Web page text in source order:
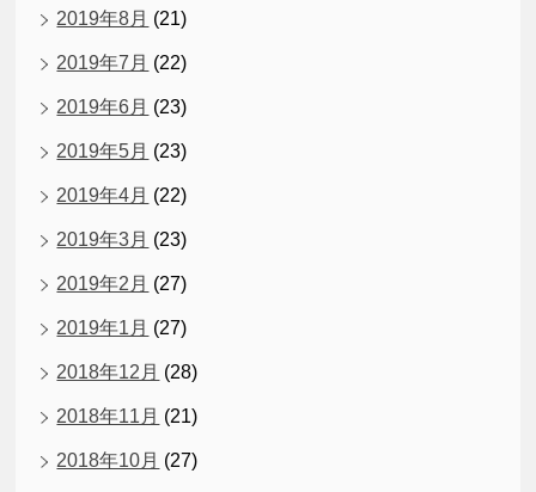
2019年8月 (21)
2019年7月 (22)
2019年6月 (23)
2019年5月 (23)
2019年4月 (22)
2019年3月 (23)
2019年2月 (27)
2019年1月 (27)
2018年12月 (28)
2018年11月 (21)
2018年10月 (27)